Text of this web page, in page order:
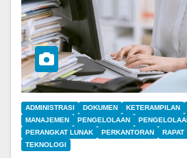
ADMINISTRASI DOKUMEN KETERAMPILAN
MANAJEMEN
PENGELOLAAN
PERANGKAT LUNAK
PERKANTORAN RAPAT
TEKNOLOGI